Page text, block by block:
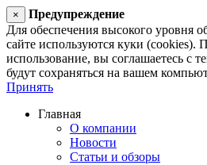
×
Предупреждение
Для обеспечения высокого уровня
сайте используются куки (cookies).
использование, вы соглашаетесь с
будут сохраняться на вашем
Принять
Главная
О компании
Новости
Статьи и обзоры